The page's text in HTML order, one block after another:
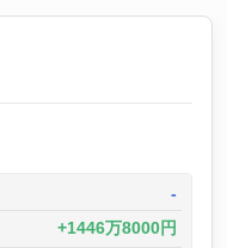
-
1446万8000円